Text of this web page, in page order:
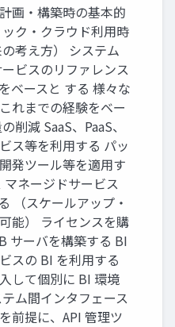
画・構築時の基本的
ク・クラウド利用時
考え方） システム
ビスのリファレンス
ベースと する 様々な
れまでの経験をベー
削減 SaaS、PaaS、
ス等を利用する パッ
発ツール等を適用す
マネージドサービス
（スケールアップ・
能） ライセンスを購
サーバを構築する BI
スの BI を利用する
して個別に BI 環境
ム間インタフェース
前提に、API 管理ツ